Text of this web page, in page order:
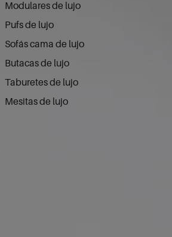
Modulares de lujo
Pufs de lujo
Sofás cama de lujo
Butacas de lujo
Taburetes de lujo
Mesitas de lujo